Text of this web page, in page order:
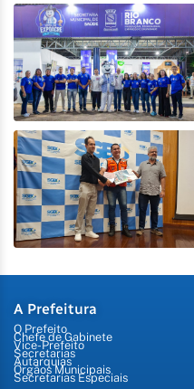
A Prefeitura
O Prefeito
Chefe de Gabinete
Vice-Prefeito
Secretarias
Autarquias
Órgãos Municipais
Secretarias Especiais